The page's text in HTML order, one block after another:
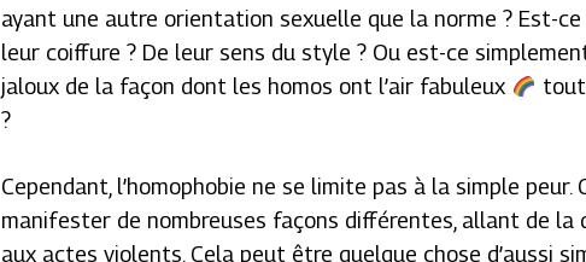
ayant une autre orientation sexuelle que la norme ? Est-ce
leur coiffure ? De leur sens du style ? Ou est-ce
jaloux de la façon dont les homos ont l’air fabuleux
?
Cependant, l’homophobie ne se limite pas à la simple peur.
manifester de nombreuses façons différentes, allant de la
aux actes violents. Cela peut être quelque chose d’aussi